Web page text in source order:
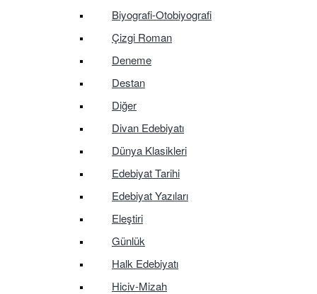
Biyografi-Otobiyografi
Çizgi Roman
Deneme
Destan
Diğer
Divan Edebiyatı
Dünya Klasikleri
Edebiyat Tarihi
Edebiyat Yazıları
Eleştiri
Günlük
Halk Edebiyatı
Hiciv-Mizah